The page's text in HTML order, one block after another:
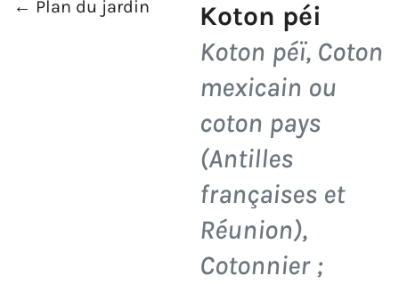
← Plan du jardin
Koton péi
Koton péï, Coton
mexicain ou
coton pays
(Antilles
françaises et
Réunion),
Cotonnier ;